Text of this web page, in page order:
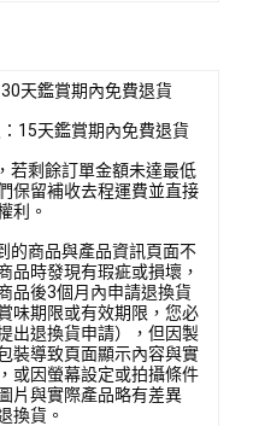
天鑑賞期內免費退貨
15天鑑賞期內免費退貨
若剩餘訂單金額未達最低
保留補收去程運費並直接
利。
的商品與產品資訊頁面不
品時發現有瑕疵或損壞，
品後3個月內申請退換貨
味期限或有效期限，您必
出退換貨申請），但因製
裝導致頁面顯示內容與實
或因螢幕設定或拍攝條件
片與實際產品略有差異
換貨。